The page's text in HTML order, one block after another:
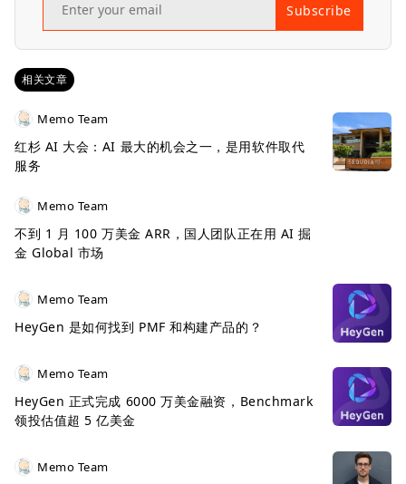
Subscribe
相关文章
Memo Team
红杉 AI 大会：AI 最大的机会之一，是用软件取代
服务
Memo Team
不到 1 月 100 万美金 ARR，国人团队正在用 AI 掘
金 Global 市场
Memo Team
HeyGen 是如何找到 PMF 和构建产品的？
Memo Team
HeyGen 正式完成 6000 万美金融资，Benchmark
领投估值超 5 亿美金
Memo Team